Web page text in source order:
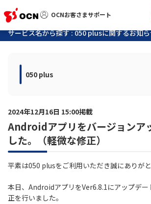
OCNお客さまサポート
OCNお客さまサポート
マイページ
サポートトップ
よくあるご質問
各種ダウンロード
サービス名から探す : 050 plusに関するお知
050 plus
2024年12月16日 15:00掲載
Androidアプリをバージョンア
した。（軽微な修正）
平素は050 plusをご利用いただき誠にありがと
本日、AndroidアプリをVer6.8.1にアップデー
正を行いました。